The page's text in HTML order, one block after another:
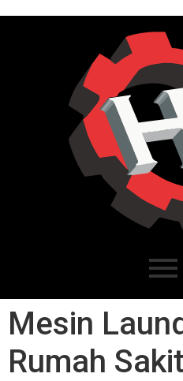
Mesin
Rumah